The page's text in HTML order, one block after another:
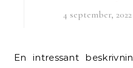
4 september, 2022
En intressant beskrivning av vad rotationsenergi